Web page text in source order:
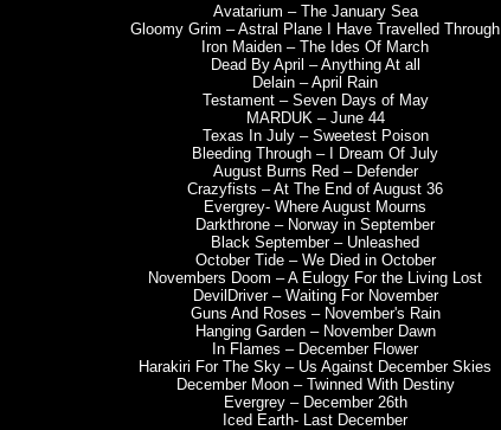
Avatarium – The January Sea
Gloomy Grim – Astral Plane I Have Travelled Through
Iron Maiden – The Ides Of March
Dead By April – Anything At all
Delain – April Rain
Testament – Seven Days of May
MARDUK – June 44
Texas In July – Sweetest Poison
Bleeding Through – I Dream Of July
August Burns Red – Defender
36 Crazyfists – At The End of August
Evergrey- Where August Mourns
Darkthrone – Norway in September
Black September – Unleashed
October Tide – We Died in October
Novembers Doom – A Eulogy For the Living Lost
DevilDriver – Waiting For November
Guns And Roses – November's Rain
Hanging Garden – November Dawn
In Flames – December Flower
Harakiri For The Sky – Us Against December Skies
December Moon – Twinned With Destiny
Evergrey – December 26th
Iced Earth- Last December